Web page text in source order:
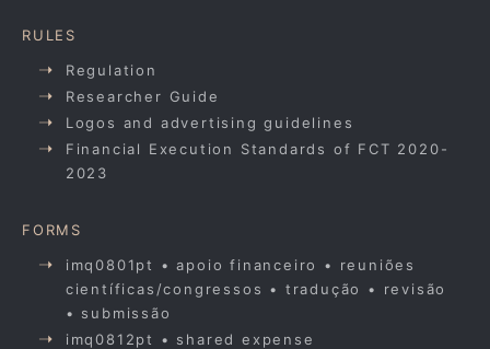
RULES
Regulation
Researcher Guide
Logos and advertising guidelines
Financial Execution Standards of FCT 2020-
2023
FORMS
imq0801pt • apoio financeiro • reuniões
científicas/congressos • tradução • revisão
• submissão
imq0812pt • shared expense